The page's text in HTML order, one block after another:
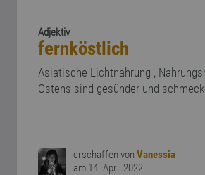
Adjektiv
fernköstlich
Asiatische Lichtnahrung ,
Ostens sind gesünder und
erschaffen vonVanessia
am 14. April 2022